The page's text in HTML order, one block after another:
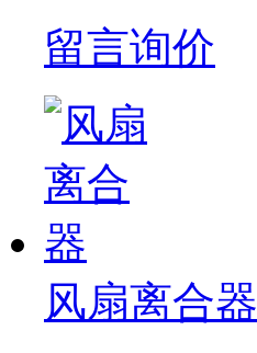
留言询价
风扇离合器